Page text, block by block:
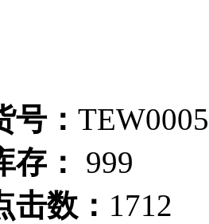
号：
存：
999
击数： 1712